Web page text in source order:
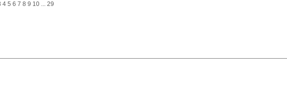
4 5 6 7 8 9 10... 29